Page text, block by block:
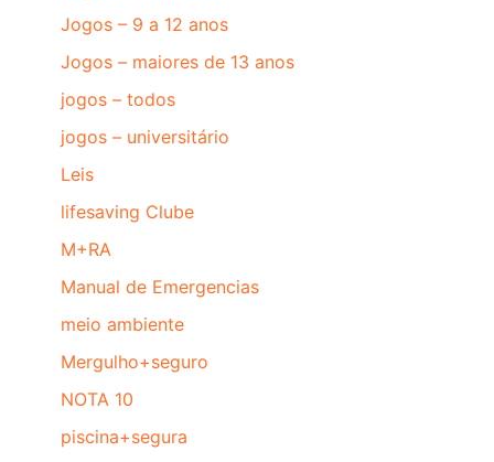
Jogos – 9 a 12 anos
Jogos – maiores de 13 anos
jogos – todos
jogos – universitário
Leis
lifesaving Clube
M+RA
Manual de Emergencias
meio ambiente
Mergulho+seguro
NOTA 10
piscina+segura